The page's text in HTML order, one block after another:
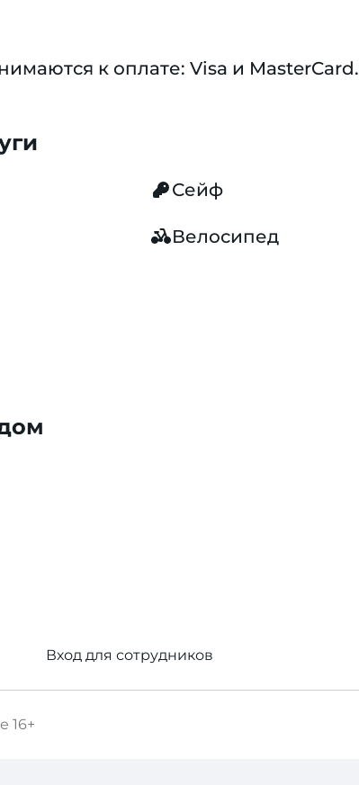
к оплате: Visa и MasterCard.
Сейф
Велосипед
Вход для сотрудников
16+